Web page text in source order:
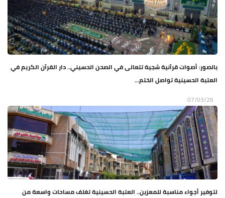
بالصور: أصوات قرآنية شجية تتعالى في الصحن الحسيني.. دار القرآن الكريم في
العتبة الحسينية تواصل الختم...
07/03/26
لتوفير أجواء مناسبة للمعزين.. العتبة الحسينية تغلف مساحات واسعة من